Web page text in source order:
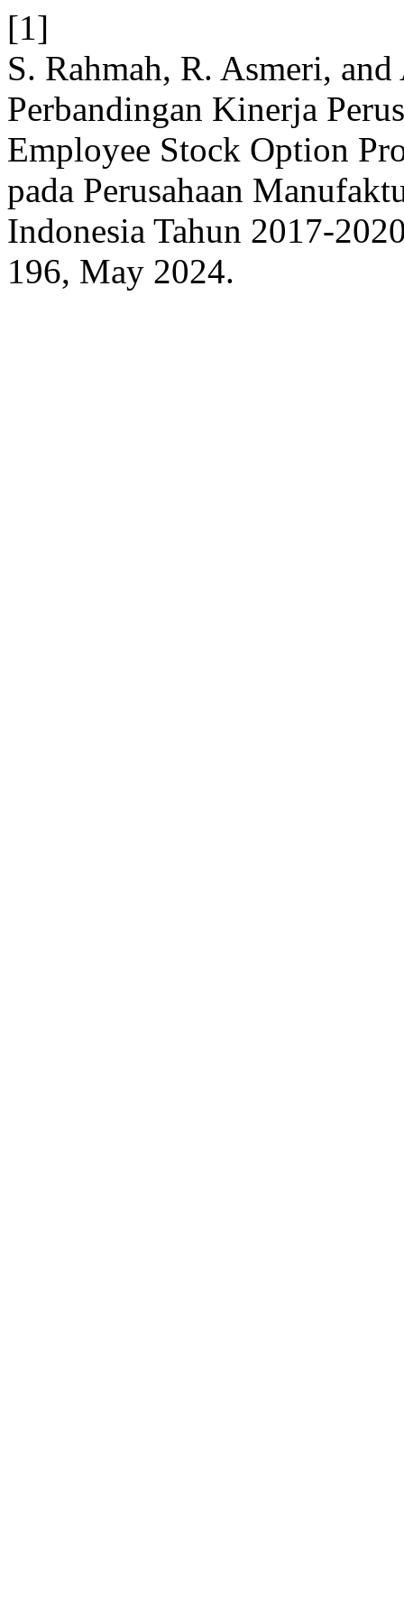
[1]
S. Rahmah, R. Asmeri,
Perbandingan Kinerja
Employee Stock Option
pada Perusahaan
Indonesia Tahun 2017-
196, May 2024.